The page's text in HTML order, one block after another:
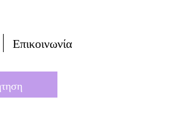
Επικοινωνία